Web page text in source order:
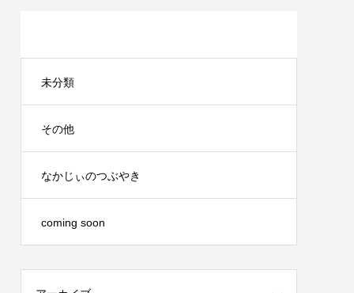
未分類
その他
なかじぃのつぶやき
coming soon